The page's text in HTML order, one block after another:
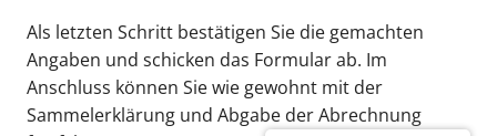
Als letzten Schritt bestätigen Sie die gemachten
Angaben und schicken das Formular ab. Im
Anschluss können Sie wie gewohnt mit der
Sammelerklärung und Abgabe der Abrechnung